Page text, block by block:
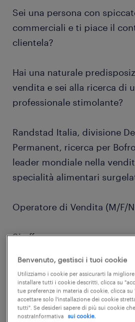
Sei una persona con
commerciali e ti piace il
clientela?
Hai una naturale
vendita e sei alla ricerca di
professionale stimolante?
Randstad Italia, divisione
Permanent, ricerca per
leader mondiale nella
specialità alimentari
Operatore di Vendita (M/F/
Si offre
Contratto da
CCNL Terziario
Benvenuto, gestisci i tuoi cookie
Utilizziamo i cookie per assicurarti la
installare tutti i cookie descritti, clicca su
tue preferenze in materia di cookie, clicca
accettare solo l'installazione dei cookie
tutti". Se desideri sapere di più sui cookie
nostraInformativa
sui cookie.